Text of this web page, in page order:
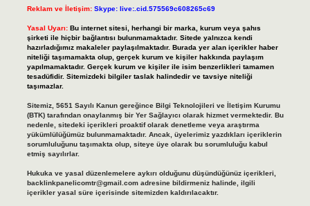
Reklam ve İletişim: Skype: live:.cid.575569c608265c69
Yasal Uyarı: Bu internet sitesi, herhangi bir marka, kurum veya şahıs
şirketi ile hiçbir bağlantısı bulunmamaktadır. Sitede yalnızca kendi
hazırladığımız makaleler paylaşılmaktadır. Burada yer alan içerikler haber
niteliği taşımamakta olup, gerçek kurum ve kişiler hakkında paylaşım
yapılmamaktadır. Gerçek kurum ve kişiler ile isim benzerlikleri tamamen
tesadüfidir. Sitemizdeki bilgiler taslak halindedir ve tavsiye niteliği
taşımazlar.
Sitemiz, 5651 Sayılı Kanun gereğince Bilgi Teknolojileri ve İletişim Kurumu
(BTK) tarafından onaylanmış bir Yer Sağlayıcı olarak hizmet vermektedir. Bu
nedenle, sitedeki içerikleri proaktif olarak denetleme veya araştırma
yükümlülüğümüz bulunmamaktadır. Ancak, üyelerimiz yazdıkları içeriklerin
sorumluluğunu taşımakta olup, siteye üye olarak bu sorumluluğu kabul
etmiş sayılırlar.
Hukuka ve yasal düzenlemelere aykırı olduğunu düşündüğünüz içerikleri,
backlinkpanelicomtr@gmail.comadresine bildirmeniz halinde, ilgili
içerikler yasal süre içerisinde sitemizden kaldırılacaktır.